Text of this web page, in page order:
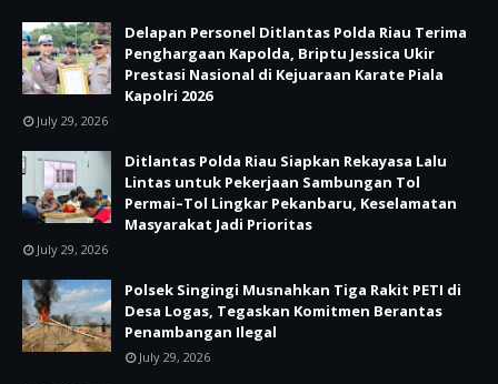
Delapan Personel Ditlantas Polda Riau Terima
Penghargaan Kapolda, Briptu Jessica Ukir
Prestasi Nasional di Kejuaraan Karate Piala
Kapolri 2026
July 29, 2026
Ditlantas Polda Riau Siapkan Rekayasa Lalu
Lintas untuk Pekerjaan Sambungan Tol
Permai–Tol Lingkar Pekanbaru, Keselamatan
Masyarakat Jadi Prioritas
July 29, 2026
Polsek Singingi Musnahkan Tiga Rakit PETI di
Desa Logas, Tegaskan Komitmen Berantas
Penambangan Ilegal
July 29, 2026